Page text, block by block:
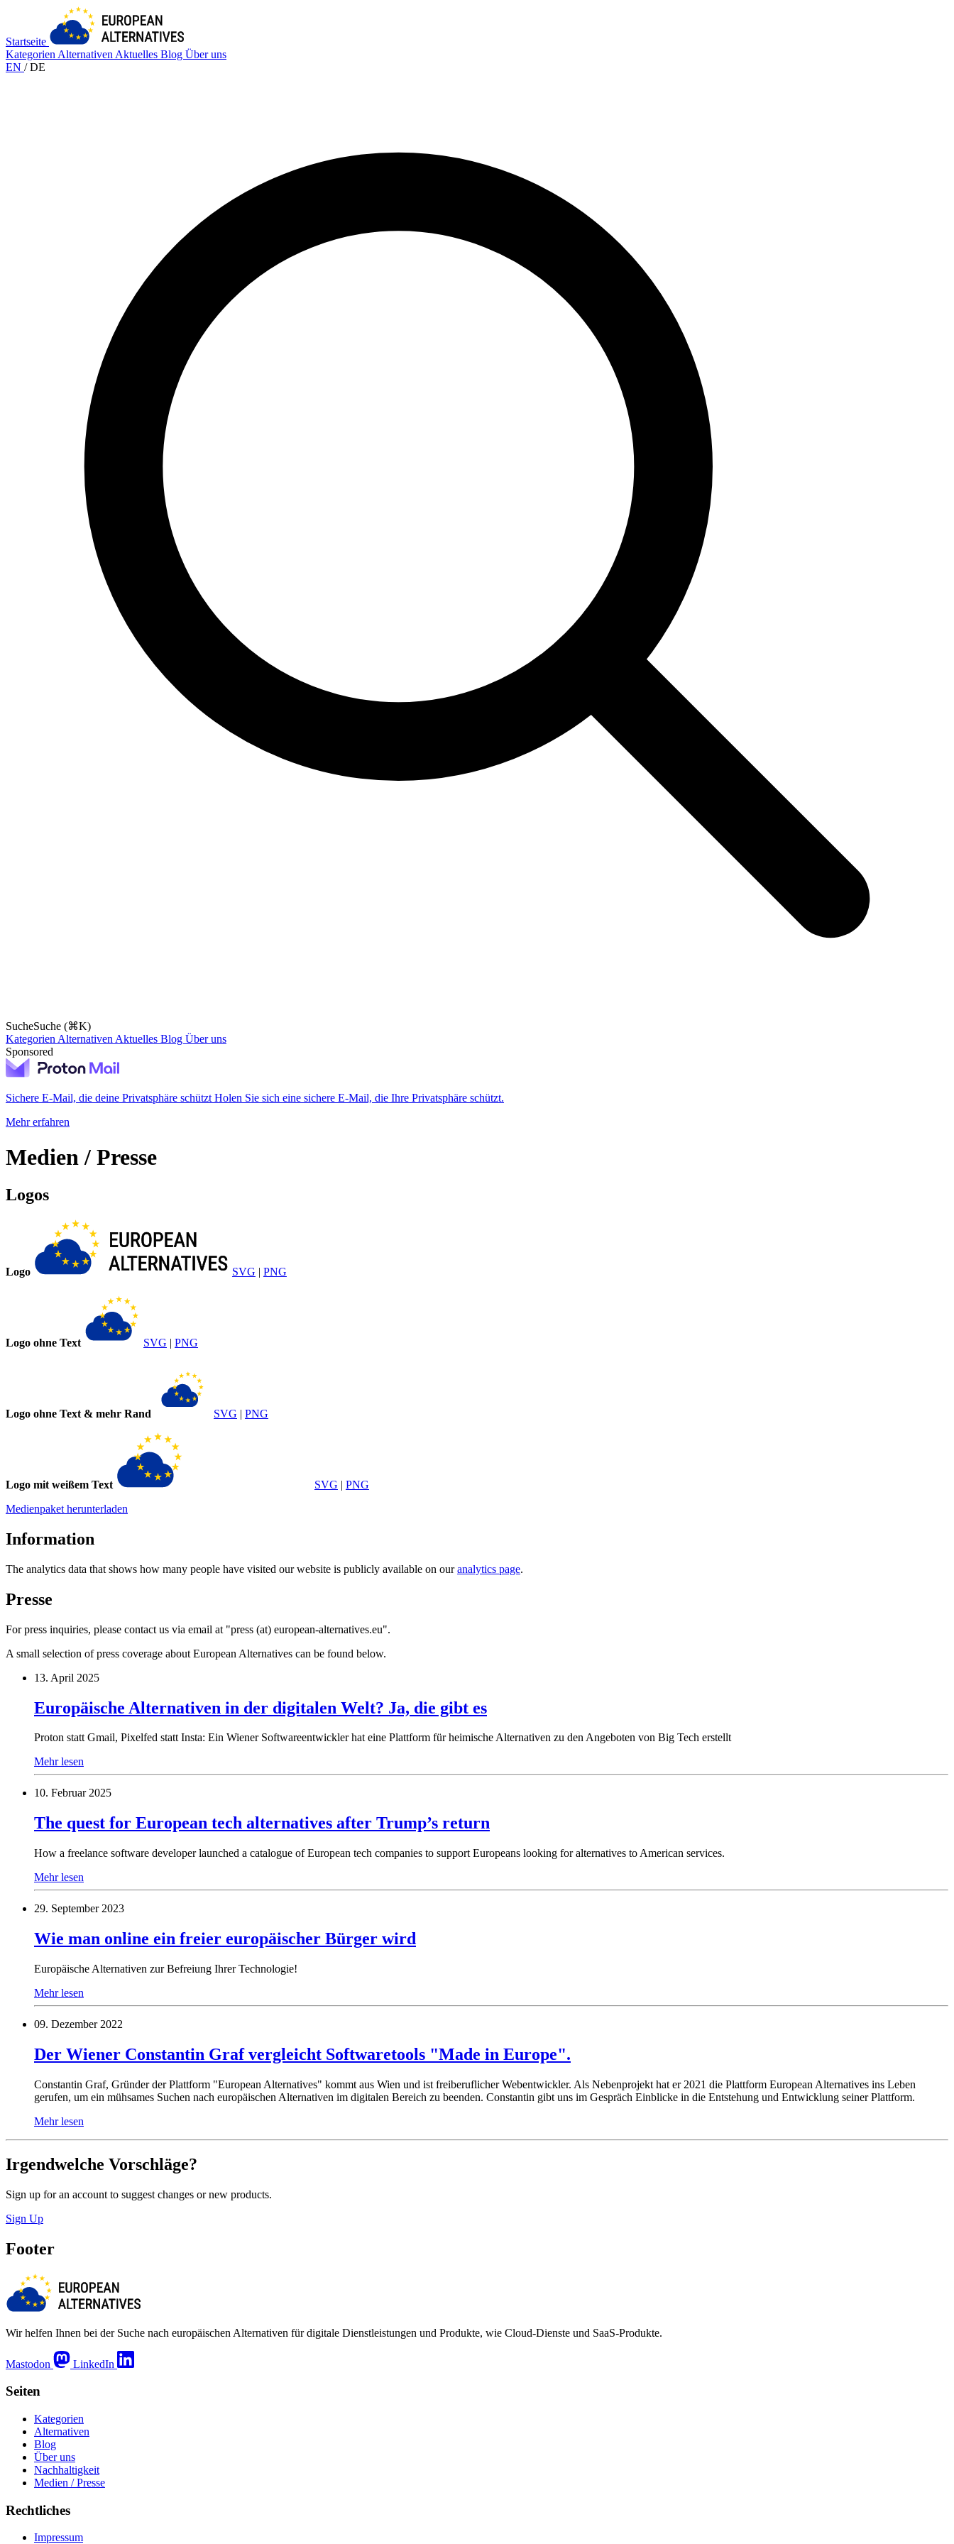
Startseite
Kategorien Alternativen Aktuelles Blog Über uns
EN / DE
SucheSuche (⌘K)
Kategorien Alternativen Aktuelles Blog Über uns
Sponsored
Sichere E-Mail, die deine Privatsphäre schützt Holen Sie sich eine sichere E-Mail, die Ihre Privatsphäre schützt.
Mehr erfahren
Medien / Presse
Logos
Logo SVG | PNG
Logo ohne Text SVG | PNG
Logo ohne Text & mehr Rand SVG | PNG
Logo mit weißem Text SVG | PNG
Medienpaket herunterladen
Information
The analytics data that shows how many people have visited our website is publicly available on ouranalytics page.
Presse
For press inquiries, please contact us via email at "press (at) european-alternatives.eu".
A small selection of press coverage about European Alternatives can be found below.
13. April 2025
Europäische Alternativen in der digitalen Welt? Ja, die gibt es
Proton statt Gmail, Pixelfed statt Insta: Ein Wiener Softwareentwickler hat eine Plattform für heimische Alternativen zu den Angeboten von Big Tech erstellt
Mehr lesen
10. Februar 2025
The quest for European tech alternatives after Trump’s return
How a freelance software developer launched a catalogue of European tech companies to support Europeans looking for alternatives to American services.
Mehr lesen
29. September 2023
Wie man online ein freier europäischer Bürger wird
Europäische Alternativen zur Befreiung Ihrer Technologie!
Mehr lesen
09. Dezember 2022
Der Wiener Constantin Graf vergleicht Softwaretools "Made in Europe".
Constantin Graf, Gründer der Plattform "European Alternatives" kommt aus Wien und ist freiberuflicher Webentwickler. Als Nebenprojekt hat er 2021 die Plattform European Alternatives ins Leben
gerufen, um ein mühsames Suchen nach europäischen Alternativen im digitalen Bereich zu beenden. Constantin gibt uns im Gespräch Einblicke in die Entstehung und Entwicklung seiner Plattform.
Mehr lesen
Irgendwelche Vorschläge?
Sign up for an account to suggest changes or new products.
Sign Up
Footer
Wir helfen Ihnen bei der Suche nach europäischen Alternativen für digitale Dienstleistungen und Produkte, wie Cloud-Dienste und SaaS-Produkte.
Mastodon LinkedIn
Seiten
Kategorien
Alternativen
Blog
Über uns
Nachhaltigkeit
Medien / Presse
Rechtliches
Impressum